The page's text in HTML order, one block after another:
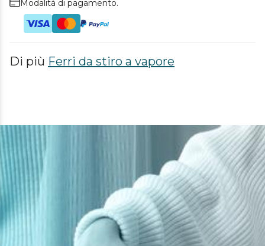
Modalità di pagamento.
Di più Ferri da stiro a vapore